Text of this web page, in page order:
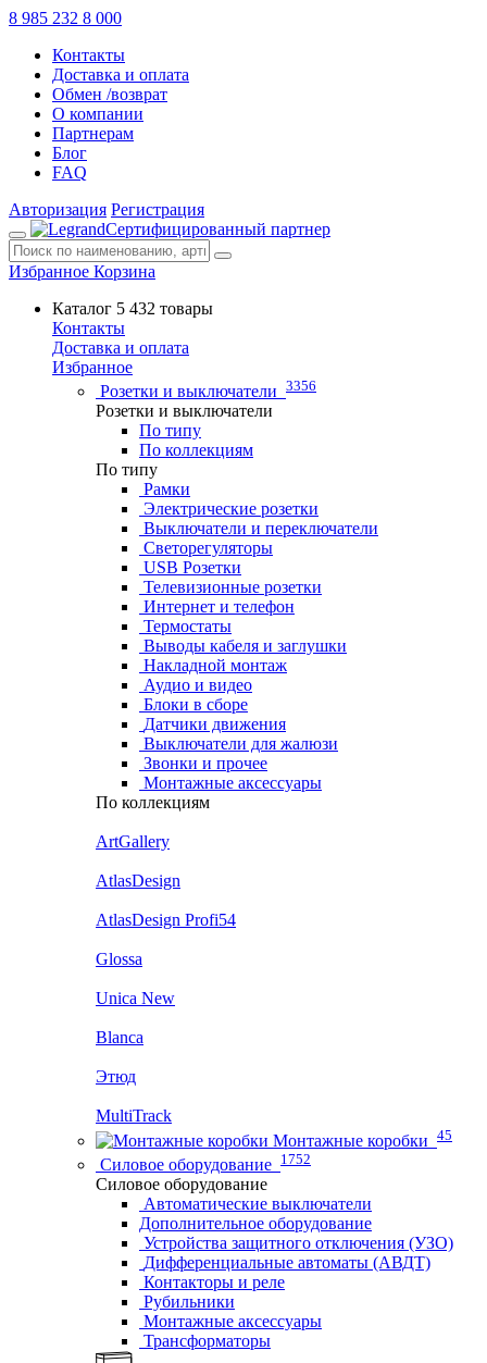
8 985 232 8 000
Контакты
Доставка и оплата
Обмен /возврат
О компании
Партнерам
Блог
FAQ
Авторизация Регистрация
Сертифицированный партнер
Избранное Корзина
Каталог 5 432 товары
Контакты
Доставка и оплата
Избранное
Розетки и выключатели 3356
Розетки и выключатели
По типу
По коллекциям
По типу
Рамки
Электрические розетки
Выключатели и переключатели
Светорегуляторы
USB Розетки
Телевизионные розетки
Интернет и телефон
Термостаты
Выводы кабеля и заглушки
Накладной монтаж
Аудио и видео
Блоки в сборе
Датчики движения
Выключатели для жалюзи
Звонки и прочее
Монтажные аксессуары
По коллекциям
ArtGallery
AtlasDesign
AtlasDesign Profi54
Glossa
Unica New
Blanca
Этюд
MultiTrack
Монтажные коробки 45
Силовое оборудование 1752
Силовое оборудование
Автоматические выключатели
Дополнительное оборудование
Устройства защитного отключения (УЗО)
Дифференциальные автоматы (АВДТ)
Контакторы и реле
Рубильники
Монтажные аксессуары
Трансформаторы